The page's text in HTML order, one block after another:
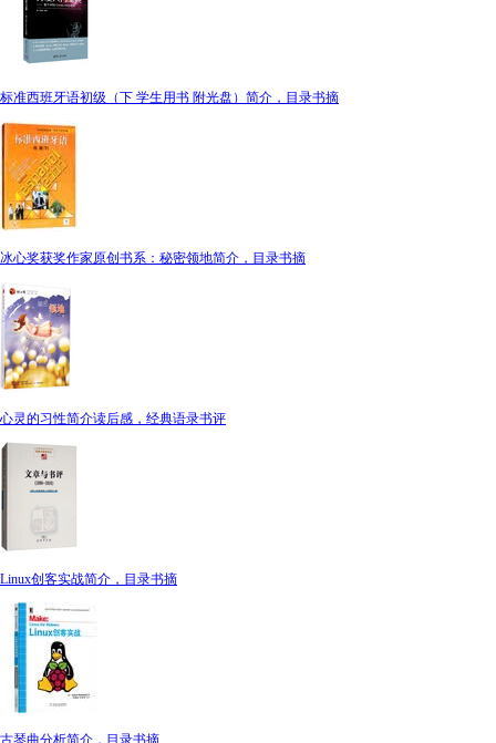
标准西班牙语初级（下 学生用书 附光盘）简介，目录书摘
冰心奖获奖作家原创书系：秘密领地简介，目录书摘
心灵的习性简介读后感，经典语录书评
Linux创客实战简介，目录书摘
古琴曲分析简介，目录书摘